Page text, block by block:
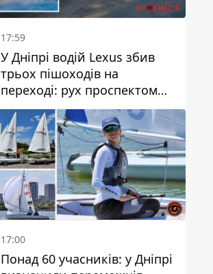
17:59
У Дніпрі водій Lexus збив
трьох пішоходів на
переході: рух проспектом
Науки ускладнений
17:00
Понад 60 учасників: у Дніпрі